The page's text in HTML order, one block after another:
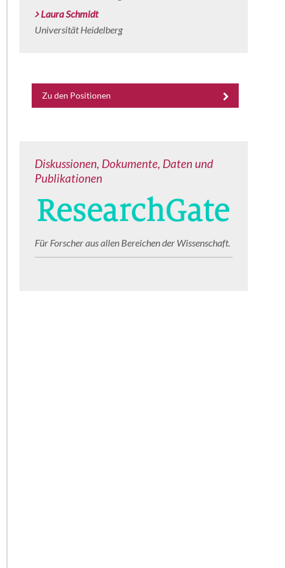
Laura Schmidt
Universität Heidelberg
Zu den Positionen
Diskussionen, Dokumente, Daten und
Publikationen
Für Forscher aus allen Bereichen der Wissenschaft.